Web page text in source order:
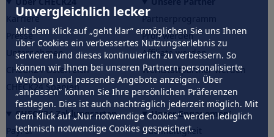
Unvergleichlich lecker
Mit dem Klick auf „geht klar” ermöglichen Sie uns Ihnen
über Cookies ein verbessertes Nutzungserlebnis zu
servieren und dieses kontinuierlich zu verbessern. So
können wir Ihnen bei unseren Partnern personalisierte
Werbung und passende Angebote anzeigen. Über
„anpassen” können Sie Ihre persönlichen Präferenzen
festlegen. Dies ist auch nachträglich jederzeit möglich. Mit
dem Klick auf „Nur notwendige Cookies” werden lediglich
technisch notwendige Cookies gespeichert.
Karriere
Presse
Unternehmen
CHECK24 Österreich
CHECK24 Spanien
Partnerprogramm
Profi werden
Affiliate werden
Werkstattpartner werden
CHECK24 Zahlungsarten
PayPal
Unser Engagement
Nachhaltigkeit